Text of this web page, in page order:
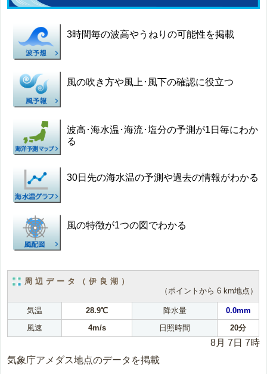
3時間毎の波高やうねりの可能性を掲載
風の吹き方や風上･風下の確認に役立つ
波高･海水温･海流･塩分の予測が1日毎にわか
る
30日先の海水温の予測や過去の情報がわかる
風の特徴が1つの図でわかる
周辺データ（伊良湖）
（ポイントから 6 km地点）
気温 28.9℃ 降水量
0.0mm
風速
4m/s 日照時間 20分
8月 7日 7時
気象庁アメダス地点のデータを掲載